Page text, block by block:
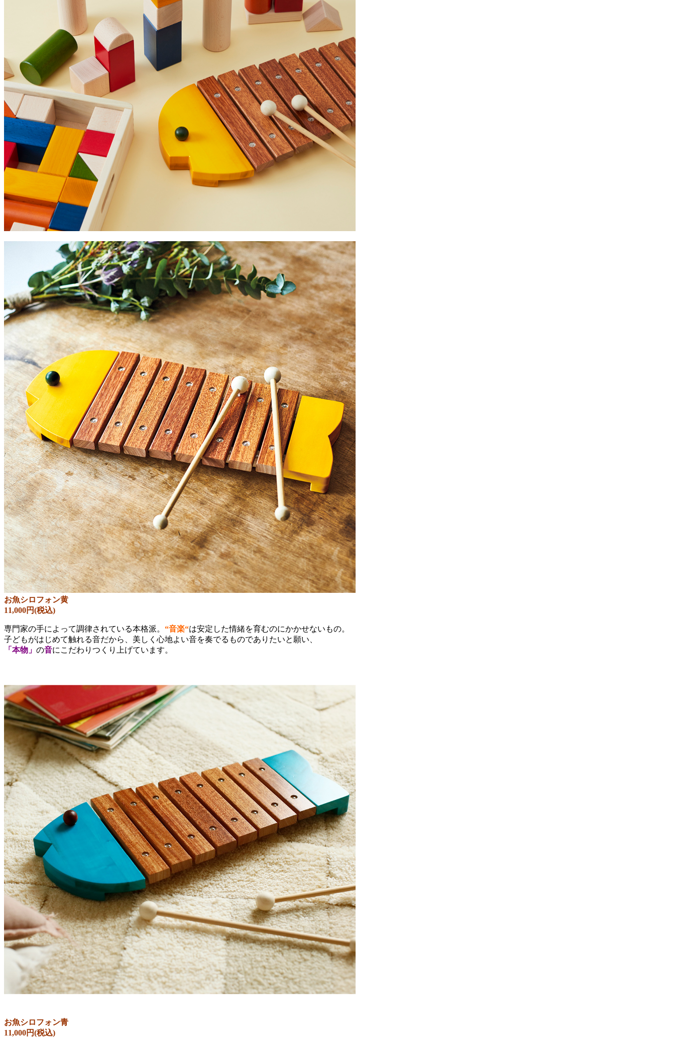
お魚シロフォン黄
11,000円(税込)
専門家の手によって調律されている本格派。 “音楽“は安定した情緒を育むのにかかせないもの。
子どもがはじめて触れる音だから、美しく心地よい音を奏でるものでありたいと願い、
「本物」 の音にこだわりつくり上げています。
お魚シロフォン青
11,000円(税込)